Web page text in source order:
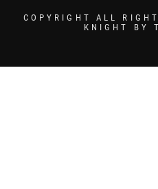
COPYRIGHT ALL
KNIGHT BY